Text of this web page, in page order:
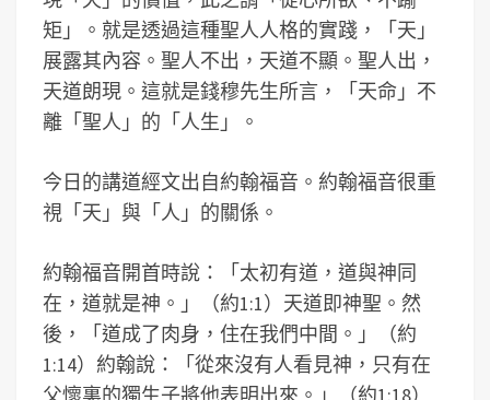
矩」。就是透過這種聖人人格的實踐，「天」
展露其內容。聖人不出，天道不顯。聖人出，
天道朗現。這就是錢穆先生所言，「天命」不
離「聖人」的「人生」。
今日的講道經文出自約翰福音。約翰福音很重
視「天」與「人」的關係。
約翰福音開首時說：「太初有道，道與神同
在，道就是神。」（約1:1）天道即神聖。然
後，「道成了肉身，住在我們中間。」（約
1:14）約翰說：「從來沒有人看見神，只有在